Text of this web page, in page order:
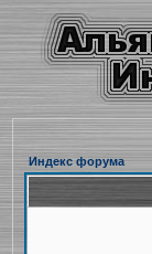
Индекс форума